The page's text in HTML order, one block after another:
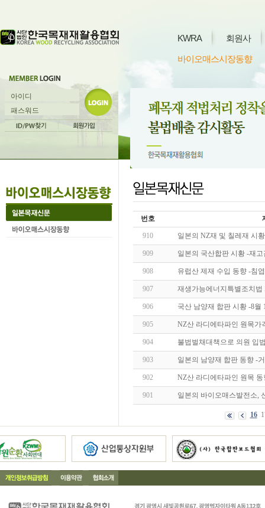
KWRA 회원사
바이오매스시장동향
번호
910 일본의 NZ재 및 칠레재 시
909 일본의 국산합판 시황 -재
908 유럽산 제재 수입 동향 -침
907 재생가능에너지특별조치
906 국산 남양재 합판 시황 -8
905 NZ산 라디에타파인 원목
904 불법벌채대책으로 의원 입
903 일본의 남양재 합판 동향 -
902 NZ산 라디에타파인 원목
901 일본의 바이오매스발전소,
16